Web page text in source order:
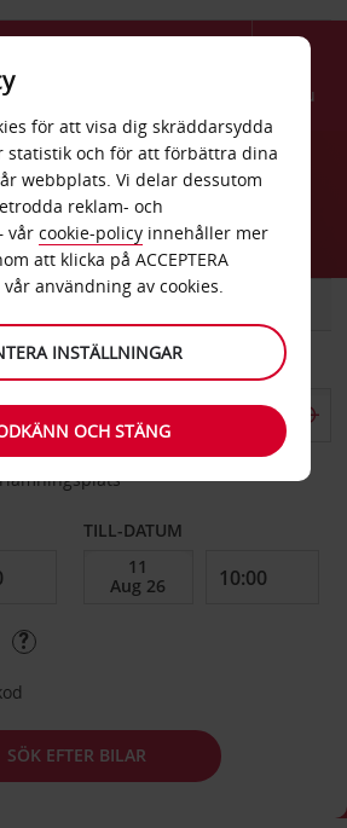
Menu
TILL-DATUM
SÖK EFTER BILAR
för att visa dig skräddarsydda
statistik och för att förbättra dina
webbplats. Vi delar dessutom
reklam- och
vår cookie-policy innehåller mer
att klicka på ACCEPTERA
användning av cookies.
INSTÄLLNINGAR
OCH STÄNG